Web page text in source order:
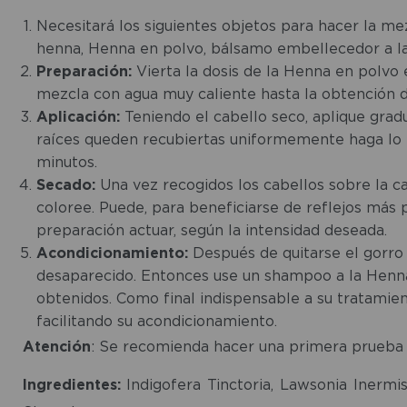
Necesitará los siguientes objetos para hacer la
henna, Henna en polvo, bálsamo embellecedor a
Preparación:Vierta la dosis de la Henna en polvo
mezcla con agua muy caliente hasta la obtención
Aplicación:Teniendo el cabello seco, aplique
raíces queden recubiertas uniformemente haga
minutos.
Secado:Una vez recogidos los cabellos sobre la
coloree. Puede, para beneficiarse de reflejos más
preparación actuar, según la intensidad deseada.
Acondicionamiento: Después de quitarse el
desaparecido. Entonces use un shampoo a la
obtenidos. Como final indispensable a su
facilitando su acondicionamiento.
Atención: Se recomienda hacer una primera
Ingredientes:Indigofera Tinctoria, Lawsonia